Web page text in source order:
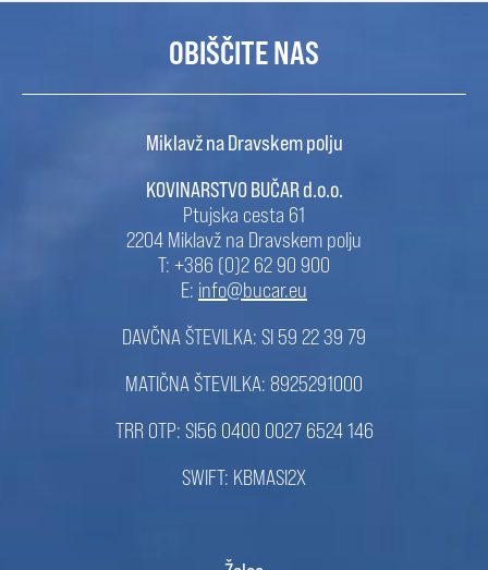
OBIŠČITE NAS
Miklavž na Dravskem polju
KOVINARSTVO BUČAR d.o.o.
Ptujska cesta 61
2204 Miklavž na Dravskem polju
T: +386 (0)2 62 90 900
E: info@bucar.eu
DAVČNA ŠTEVILKA: SI 59 22 39 79
MATIČNA ŠTEVILKA: 8925291000
TRR OTP: SI56 0400 0027 6524 146
SWIFT: KBMASI2X